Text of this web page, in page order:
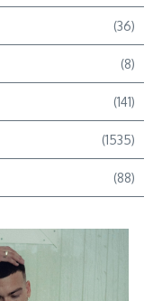
(36)
(8)
(141)
(1535)
(88)